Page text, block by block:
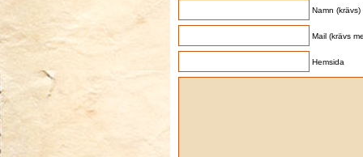
Namn (krävs)
Mail (krävs
Hemsida